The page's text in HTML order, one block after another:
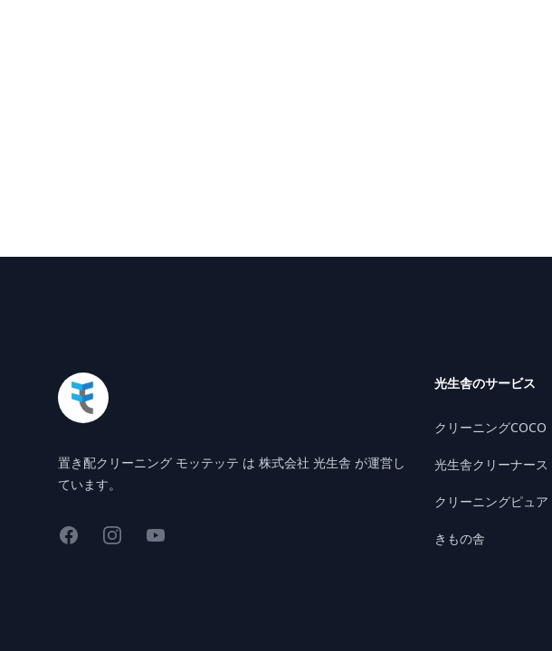
置き配クリーニング モッテッテ は 株式会社 光生舎 が運営し
ています。
FacebookInstagramYouTube
光生舎のサービス
クリーニングCOCO
光生舎クリーナース
クリーニングピュア
きもの舎